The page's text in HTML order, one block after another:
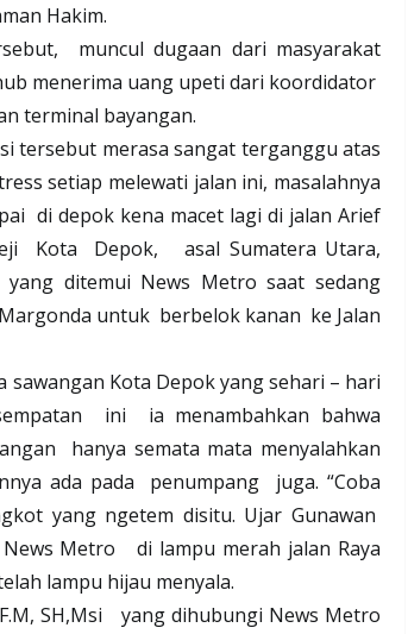
Hakim.
muncul dugaan dari masyarakat
menerima uang upeti dari koordidator
terminal bayangan.
tersebut merasa sangat terganggu atas
setiap melewati jalan ini, masalahnya
di depok kena macet lagi di jalan Arief
Kota Depok,
asal Sumatera Utara,
ditemui News Metro saat sedang
untuk berbelok kanan ke Jalan
sawangan Kota Depok yang sehari – hari
ini
ia menambahkan bahwa
hanya semata mata menyalahkan
ada pada penumpang
juga. “Coba
yang ngetem disitu. Ujar Gunawan
Metro
di lampu merah jalan Raya
lampu hijau menyala.
SH,Msi
yang dihubungi News Metro